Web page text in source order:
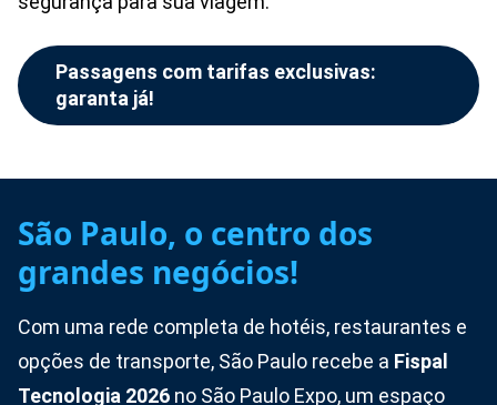
Passagens com tarifas exclusivas:
garanta já!
São Paulo, o centro dos
grandes negócios!
Com uma rede completa de hotéis, restaurantes e
opções de transporte, São Paulo recebe a Fispal
Tecnologia 2026 no São Paulo Expo, um espaço